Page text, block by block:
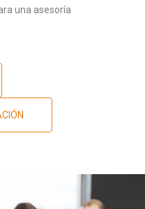
una asesoría